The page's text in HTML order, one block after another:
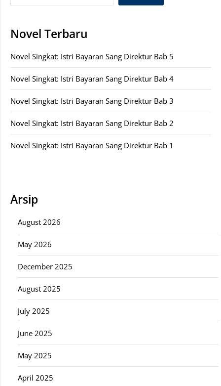
Novel Terbaru
Novel Singkat: Istri Bayaran Sang Direktur Bab 5
Novel Singkat: Istri Bayaran Sang Direktur Bab 4
Novel Singkat: Istri Bayaran Sang Direktur Bab 3
Novel Singkat: Istri Bayaran Sang Direktur Bab 2
Novel Singkat: Istri Bayaran Sang Direktur Bab 1
Arsip
August 2026
May 2026
December 2025
August 2025
July 2025
June 2025
May 2025
April 2025